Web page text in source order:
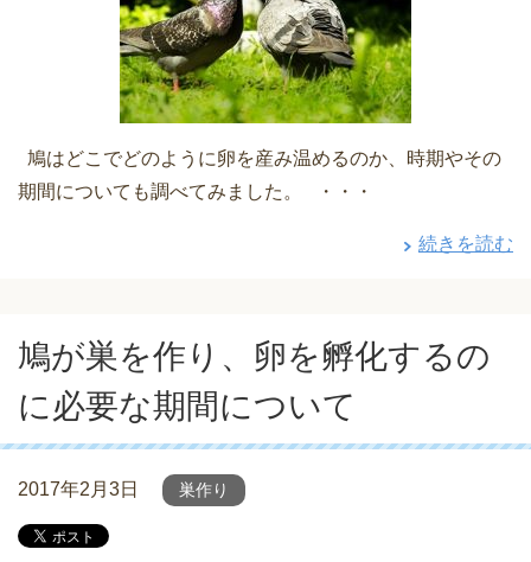
鳩はどこでどのように卵を産み温めるのか、時期やその
期間についても調べてみました。 ・・・
続きを読む
鳩が巣を作り、卵を孵化するの
に必要な期間について
2017年2月3日 巣作り